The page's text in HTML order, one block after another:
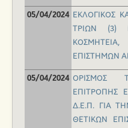
05/04/2024 ΕΚΛΟΓΙΚΟΣ
ΤΡΙΩΝ (3)
ΕΠΙΣΤΗΜΩΝ
05/04/2024 ΟΡΙΣΜΟΣ
ΕΠΙΤΡΟΠΗΣ
Δ.Ε.Π. ΓΙΑ
ΘΕΤΙΚΩΝ